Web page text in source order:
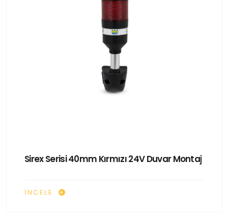
Sirex Serisi 40mm Kırmızı 24V Duvar Montaj
İNCELE